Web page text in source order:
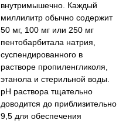
внутримышечно. Каждый
миллилитр обычно содержит
50 мг, 100 мг или 250 мг
пентобарбитала натрия,
суспендированного в
растворе пропиленгликоля,
этанола и стерильной воды.
pH раствора тщательно
доводится до приблизительно
9,5 для обеспечения